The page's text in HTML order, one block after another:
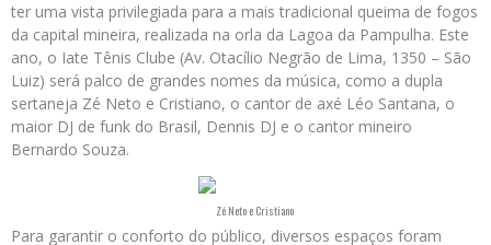
ter uma vista privilegiada para a mais tradicional queima de fogos
da capital mineira, realizada na orla da Lagoa da Pampulha. Este
ano, o Iate Tênis Clube (Av. Otacílio Negrão de Lima, 1350 – São
Luiz) será palco de grandes nomes da música, como a dupla
sertaneja Zé Neto e Cristiano, o cantor de axé Léo Santana, o
maior DJ de funk do Brasil, Dennis DJ e o cantor mineiro
Bernardo Souza.
Zé Neto e Cristiano
Para garantir o conforto do público, diversos espaços foram